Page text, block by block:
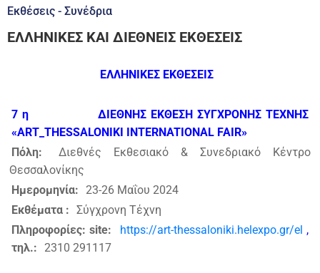
Εκθέσεις - Συνέδρια
ΕΛΛΗΝΙΚΕΣ ΚΑΙ ΔΙΕΘΝΕΙΣ ΕΚΘΕΣΕΙΣ
ΕΛΛΗΝΙΚΕΣ ΕΚΘΕΣΕΙΣ
7 η ΔΙΕΘΝΗΣ ΕΚΘΕΣΗ ΣΥΓΧΡΟΝΗΣ ΤΕΧΝΗΣ
«ART_THESSALONIKI INTERNATIONAL FAIR»
Πόλη:
Διεθνές Εκθεσιακό & Συνεδριακό Κέντρο
Θεσσαλονίκης
Ημερομηνία: 23-26 Μαΐου 2024
Εκθέματα : Σύγχρονη Τέχνη
Πληροφορίες: site:
https://art-thessaloniki.helexpo.gr/el ,
τηλ.: 2310 291117